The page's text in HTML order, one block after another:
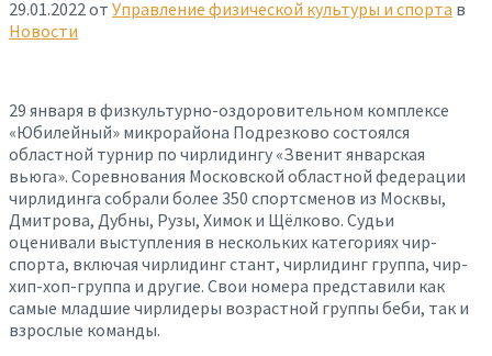
29.01.2022 от Управление физической культуры и спорта в
Новости
29 января в физкультурно-оздоровительном комплексе
«Юбилейный» микрорайона Подрезково состоялся
областной турнир по чирлидингу «Звенит январская
вьюга». Соревнования Московской областной федерации
чирлидинга собрали более 350 спортсменов из Москвы,
Дмитрова, Дубны, Рузы, Химок и Щёлково. Судьи
оценивали выступления в нескольких категориях чир-
спорта, включая чирлидинг стант, чирлидинг группа, чир-
хип-хоп-группа и другие. Свои номера представили как
самые младшие чирлидеры возрастной группы беби, так и
взрослые команды.